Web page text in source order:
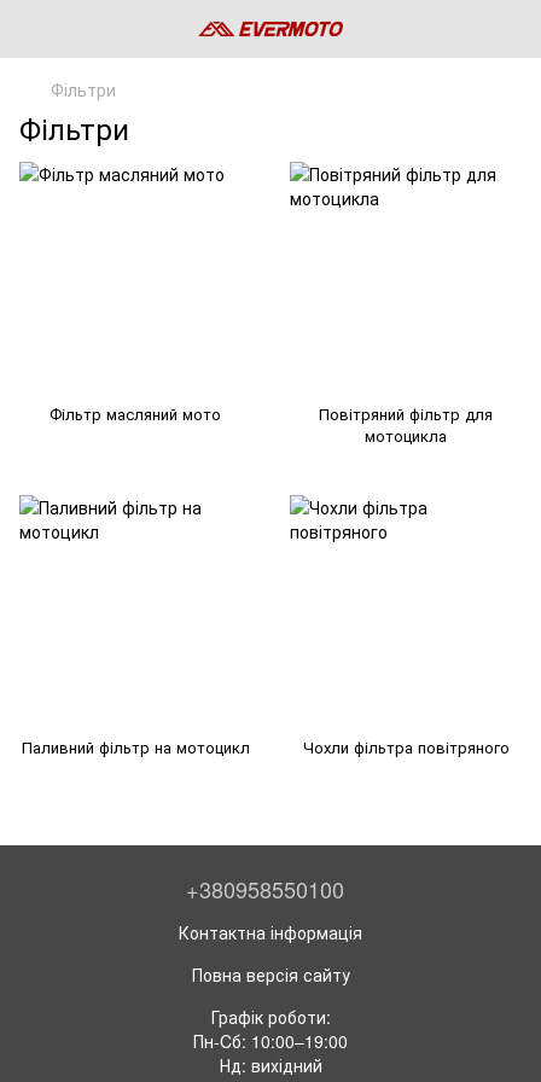
Фільтри
Фільтри
Фільтр масляний мото
Повітряний фільтр для
мотоцикла
Паливний фільтр на мотоцикл Чохли фільтра повітряного
+380958550100
Контактна інформація
Повна версія сайту
Графік роботи:
Пн-Cб: 10:00–19:00
Нд: вихідний